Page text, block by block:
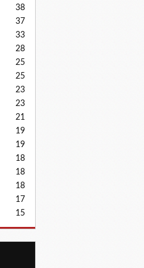
38
37
33
28
25
25
23
23
21
19
19
18
18
18
17
15